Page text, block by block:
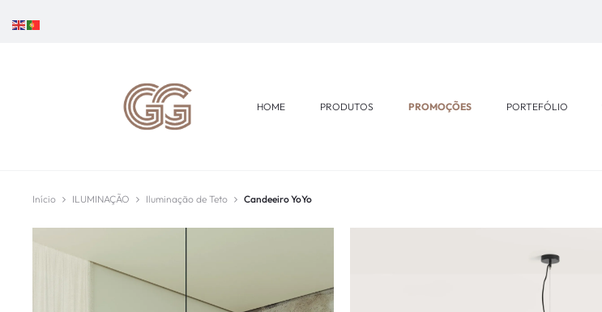
HOME PRODUTOS PROMOÇÕES PORTEFÓLIO
Início ILUMINAÇÃO Iluminação de Teto Candeeiro YoYo